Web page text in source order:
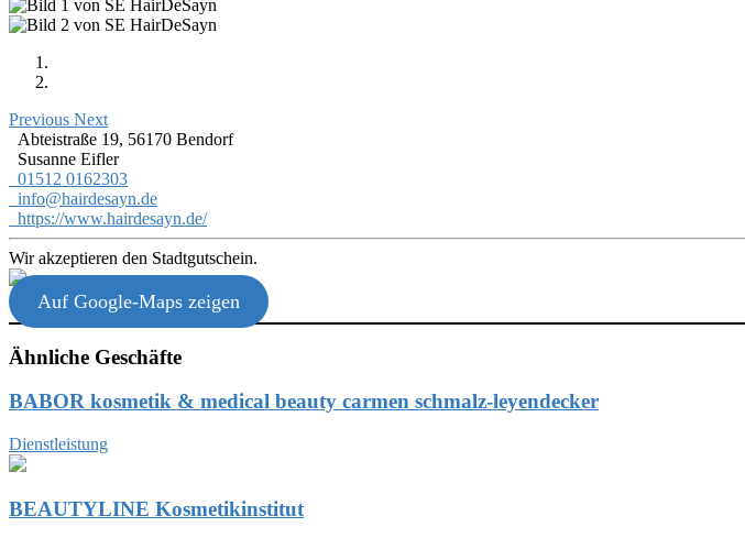
Previous Next
Abteistraße 19, 56170 Bendorf
Susanne Eifler
01512 0162303
info@hairdesayn.de
https://www.hairdesayn.de/
Wir akzeptieren den Stadtgutschein.
Auf Google-Maps zeigen
Ähnliche Geschäfte
BABOR kosmetik & medical beauty carmen schmalz-leyendecker
Dienstleistung
BEAUTYLINE Kosmetikinstitut